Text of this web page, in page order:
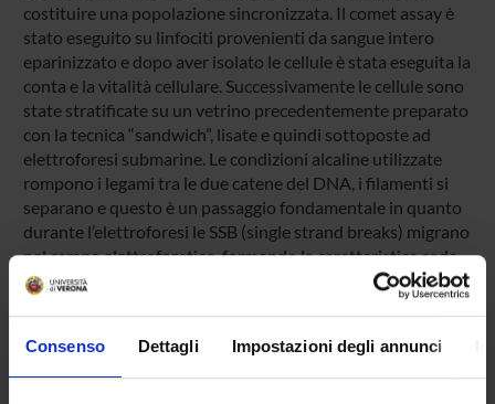
Consenso Dettagli Impostazioni degli annunci
costituire una popolazione sincronizzata. Il comet assay è
stato eseguito su linfociti provenienti da sangue intero
eparinizzato e dopo aver isolato le cellule è stata eseguita la
conta e la vitalità cellulare. Successivamente le cellule sono
state stratificate su un vetrino precedentemente preparato
con la tecnica “sandwich”, lisate e quindi sottoposte ad
elettroforesi submarine. Le condizioni alcaline utilizzate
rompono i legami tra le due catene del DNA, i filamenti si
separano e questo è un passaggio fondamentale in quanto
durante l’elettroforesi le SSB (single strand breaks) migrano
nel campo elettroforetico, formando la caratteristica coda.
L’analisi dei vetrini viene fatta dopo colorazione con
bromuro di etidio al microscopio in fluorescenza e i
(Comet assay II, Perceptive Instruments, UK). I Parametri
di danno al DNA considerati sono: la lunghezza della coda